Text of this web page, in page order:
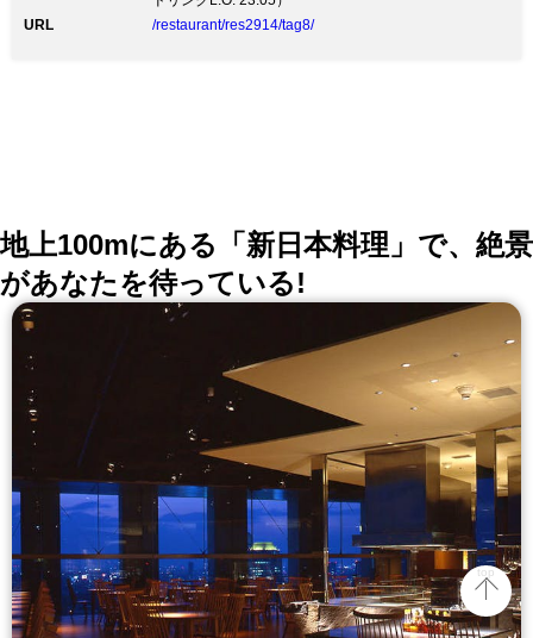
URL
/restaurant/res2914/tag8/
地上100mにある「新日本料理」で、絶景
があなたを待っている!
top